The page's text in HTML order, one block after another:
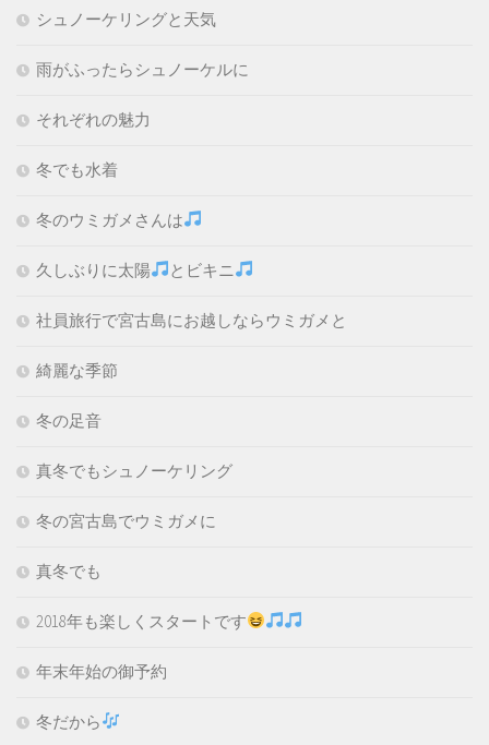
シュノーケリングと天気
雨がふったらシュノーケルに
それぞれの魅力
冬でも水着
冬のウミガメさんは
久しぶりに太陽 とビキニ
社員旅行で宮古島にお越しならウミガメと
綺麗な季節
冬の足音
真冬でもシュノーケリング
冬の宮古島でウミガメに
真冬でも
2018年も楽しくスタートです
年末年始の御予約
冬だから